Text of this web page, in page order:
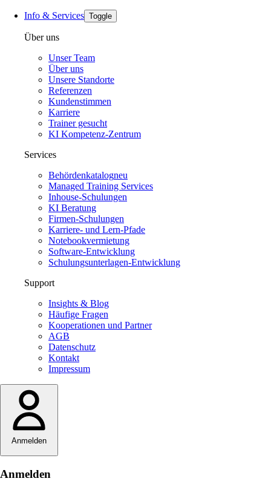
Info & Services Toggle
Über uns
Unser Team
Über uns
Unsere Standorte
Referenzen
Kundenstimmen
Karriere
Trainer gesucht
KI Kompetenz-Zentrum
Services
Behördenkatalogneu
Managed Training Services
Inhouse-Schulungen
KI Beratung
Firmen-Schulungen
Karriere- und Lern-Pfade
Notebookvermietung
Software-Entwicklung
Schulungsunterlagen-Entwicklung
Support
Insights & Blog
Häufige Fragen
Kooperationen und Partner
AGB
Datenschutz
Kontakt
Impressum
Anmelden
Anmelden